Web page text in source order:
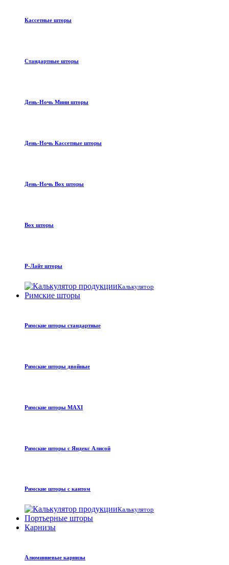
Кассетные шторы
Стандартные шторы
День-Ночь Мини шторы
День-Ночь Кассетные шторы
День-Ночь Box шторы
Box шторы
Р-Лайт шторы
Калькулятор
Римские шторы
Римские шторы стандартные
Римские шторы двойные
Римские шторы MAXI
Римские шторы с Яндекс Алисой
Римские шторы с кантом
Калькулятор
Портьерные шторы
Карнизы
Алюминиевые карнизы